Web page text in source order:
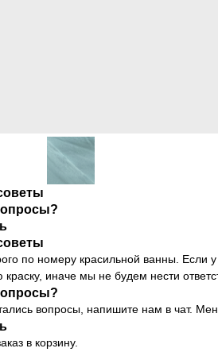
по номеру красильной ванны. Если
иначе мы не будем нести
вопросы, напишите нам в чат.
в корзину.